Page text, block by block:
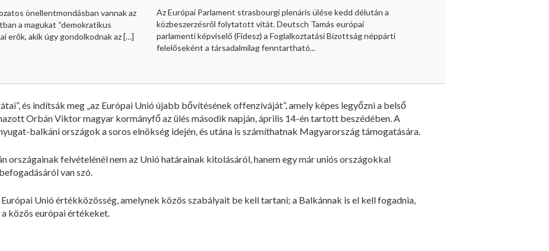
önellentmondásban vannak az
a magukat “demokratikus
erők, akik úgy gondolkodnak az[…]
Az Európai Parlament strasbourgi plenáris ülése kedd délután a
közbeszerzésről folytatott vitát. Deutsch Tamás európai
parlamenti képviselő (Fidesz) a Foglalkoztatási Bizottság néppárti
felelőseként a társadalmilag fenntartható...
és indítsák meg „az Európai Unió újabb bővítésének offenzíváját”, amely képes legyőzni a belső
Orbán Viktor magyar kormányfő az ülés második napján, április 14-én tartott beszédében. A
balkáni országok a soros elnökség idején, és utána is számíthatnak Magyarország támogatására.
országainak felvételénél nem az Unió határainak kitolásáról, hanem egy már uniós országokkal
van szó.
Unió értékközösség, amelynek közös szabályait be kell tartani; a Balkánnak is el kell fogadnia,
közös európai értékeket.